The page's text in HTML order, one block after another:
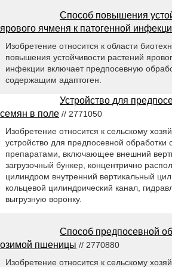
Способ повышения
ярового ячменя к патогенной
Изобретение относится к области
повышения устойчивости растений
инфекции включает предпосевную
содержащим адаптоген.
Устройство для
семян в поле // 2771050
Изобретение относится к сельскому
устройство для предпосевной
препаратами, включающее внешний
загрузочный бункер, концентрично
цилиндром внутренний вертикальный
кольцевой цилиндрический канал,
выгрузную воронку.
Способ предпосевной
озимой пшеницы // 2770880
Изобретение относится к сельскому